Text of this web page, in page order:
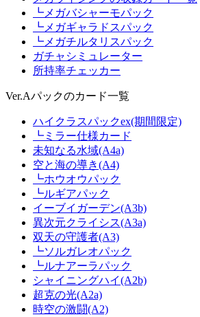
┗メガバシャーモパック
┗メガギャラドスパック
┗メガチルタリスパック
ガチャシミュレーター
所持率チェッカー
Ver.Aパックのカード一覧
ハイクラスパックex(期間限定)
┗ミラー仕様カード
未知なる水域(A4a)
空と海の導き(A4)
┗ホウオウパック
┗ルギアパック
イーブイガーデン(A3b)
異次元クライシス(A3a)
双天の守護者(A3)
┗ソルガレオパック
┗ルナアーラパック
シャイニングハイ(A2b)
超克の光(A2a)
時空の激闘(A2)